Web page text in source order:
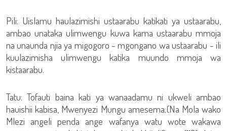
Pili: Uislamu haulazimishi ustaarabu katikati ya ustaarabu,
ambao unataka ulimwengu kuwa kama ustaarabu mmoja
na unaunda njia ya migogoro - mgongano wa ustaarabu - ili
kuulazimisha ulimwengu katika muundo mmoja wa
kistaarabu.
Tatu: Tofauti baina kati ya wanaadamu ni ukweli ambao
hauishii kabisa, Mwenyezi Mungu amesema:{Na Mola wako
Mlezi angeli penda ange wafanya watu wote wakawa